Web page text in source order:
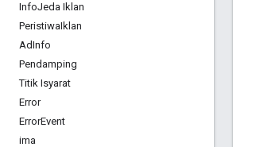
InfoJeda Iklan
PeristiwaIklan
AdInfo
Pendamping
Titik Isyarat
Error
ErrorEvent
ima